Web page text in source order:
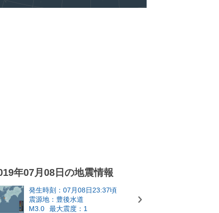
年07月08日の地震情報
発生時刻：07月08日23:37頃
震源地：豊後水道
M3.0
最大震度：1